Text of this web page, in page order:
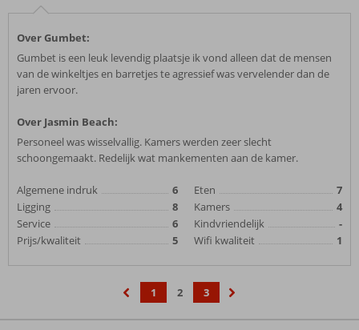
Over Gumbet:
Gumbet is een leuk levendig plaatsje ik vond alleen dat de mensen
van de winkeltjes en barretjes te agressief was vervelender dan de
jaren ervoor.
Over Jasmin Beach:
Personeel was wisselvallig. Kamers werden zeer slecht
schoongemaakt. Redelijk wat mankementen aan de kamer.
Algemene indruk
6
Ligging
8
Service
6
Prijs/kwaliteit
5
Eten
7
Kamers
4
Kindvriendelijk
-
Wifi kwaliteit
1
1 2
3